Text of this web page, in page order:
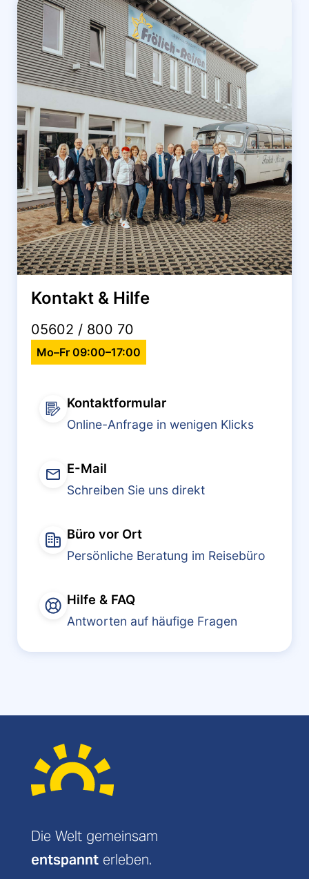
Kontakt & Hilfe
05602 / 800 70
Mo–Fr 09:00–17:00
Kontaktformular
Online-Anfrage in wenigen Klicks
E-Mail
Schreiben Sie uns direkt
Büro vor Ort
Persönliche Beratung im Reisebüro
Hilfe & FAQ
Antworten auf häufige Fragen
Die Welt gemeinsam
entspannt erleben.